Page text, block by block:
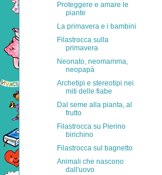
Proteggere e amare le
piante
La primavera e i bambini
Filastrocca sulla
primavera
Neonato, neomamma,
neopapà
Archetipi e stereotipi nei
miti delle fiabe
Dal seme alla pianta, al
frutto
Filastrocca su Pierino
birichino
Filastrocca sul bagnetto
Animali che nascono
dall'uovo